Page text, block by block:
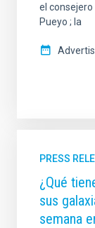
el consejero
Pueyo ; la
PRESS
¿Qué
sus
semana